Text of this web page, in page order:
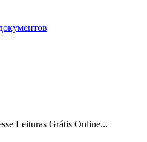
Leituras Grátis Online...